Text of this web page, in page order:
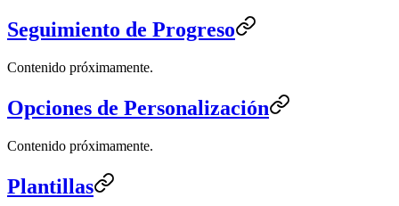
Seguimiento de Progreso
Contenido próximamente.
Opciones de Personalización
Contenido próximamente.
Plantillas